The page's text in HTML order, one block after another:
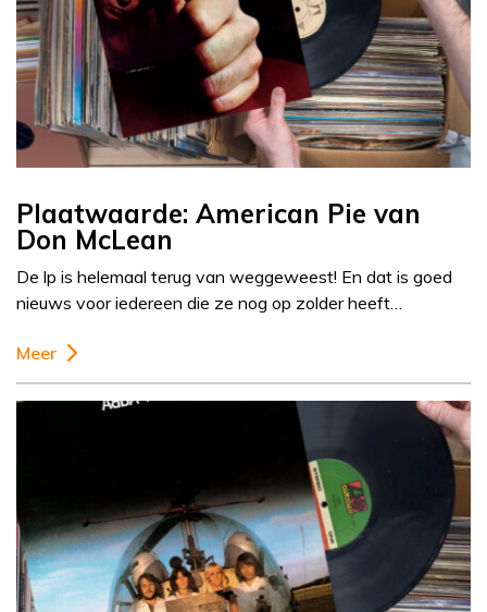
Plaatwaarde: American Pie van
Don McLean
De lp is helemaal terug van weggeweest! En dat is goed
nieuws voor iedereen die ze nog op zolder heeft…
Meer